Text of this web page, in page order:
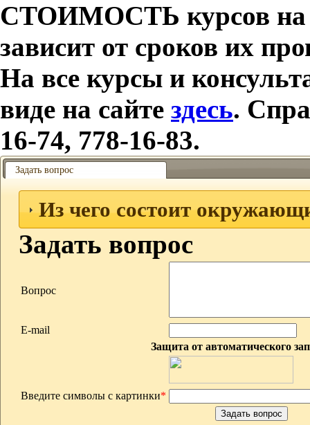
СТОИМОСТЬ курсов
зависит от сроков их
На все курсы и
виде на сайте здесь.
16-74, 778-16-83.
Задать вопрос
Из чего состоит
Задать вопрос
Вопрос
E-mail
Защита от автоматического
Введите символы с картинки*